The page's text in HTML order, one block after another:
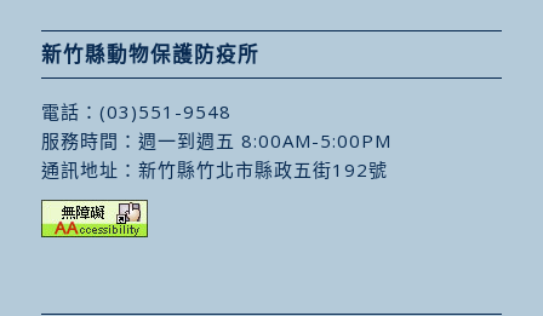
新竹縣動物保護防疫所
電話： (03)551-9548
服務時間：週一到週五 8:00AM-5:00PM
通訊地址： 新竹縣竹北市縣政五街192號